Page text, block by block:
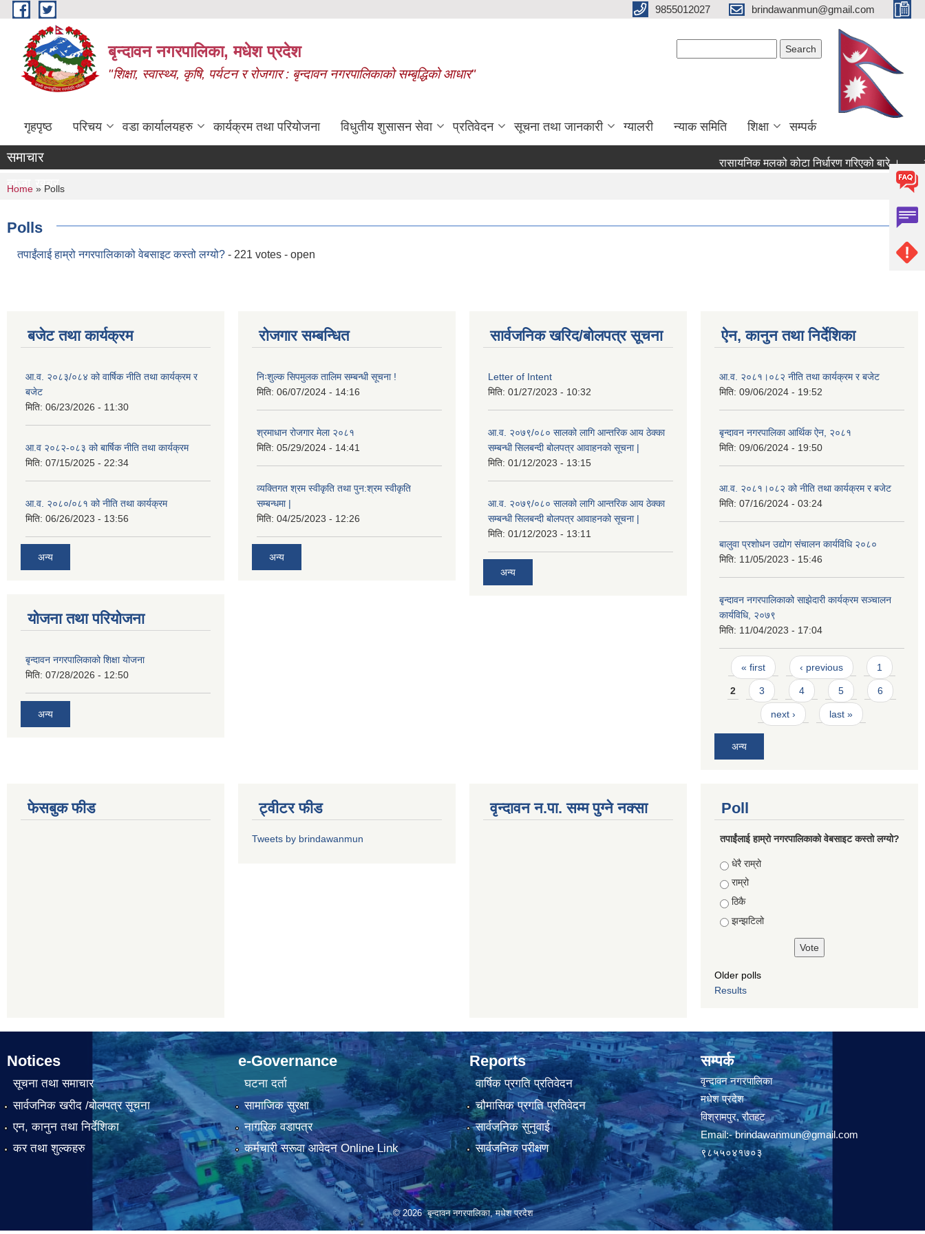
Skip to main content 9855012027 brindawanmun@gmail.com
बृन्दावन नगरपालिका, मधेश प्रदेश
"शिक्षा, स्वास्थ्य, कृषि, पर्यटन र रोजगार : बृन्दावन नगरपालिकाको सम्बृद्धिको आधार"
गृहपृष्ठ परिचय वडा कार्यालयहरु कार्यक्रम तथा परियोजना विधुतीय शुसासन सेवा प्रतिवेदन सूचना तथा जानकारी ग्यालरी न्याक समिति शिक्षा सम्पर्क
समाचार रासायनिक मलको कोटा निर्धारण गरिएको बारे ।
ताजा खबर
You are here
Home » Polls
Polls
तपाईंलाई हाम्रो नगरपालिकाको वेबसाइट कस्तो लग्यो? - 221 votes - open
बजेट तथा कार्यक्रम
आ.व. २०८३/०८४ को वार्षिक नीति तथा कार्यक्रम र
बजेट
मिति: 06/23/2026 - 11:30
आ.व २०८२-०८३ को बार्षिक नीति तथा कार्यक्रम
मिति: 07/15/2025 - 22:34
आ.व. २०८०/०८१ को नीति तथा कार्यक्रम
मिति: 06/26/2023 - 13:56
अन्य
योजना तथा परियोजना
बृन्दावन नगरपालिकाको शिक्षा योजना
मिति: 07/28/2026 - 12:50
अन्य
रोजगार सम्बन्धित
निःशुल्क सिपमुलक तालिम सम्बन्धी सूचना !
मिति: 06/07/2024 - 14:16
श्रमाधान रोजगार मेला २०८१
मिति: 05/29/2024 - 14:41
व्यक्तिगत श्रम स्वीकृति तथा पुन:श्रम स्वीकृति
सम्बन्धमा |
मिति: 04/25/2023 - 12:26
अन्य
सार्वजनिक खरिद/बोलपत्र सूचना
Letter of Intent
मिति: 01/27/2023 - 10:32
आ.व. २०७९/०८० सालको लागि आन्तरिक आय ठेक्का
सम्बन्धी सिलबन्दी बोलपत्र आवाहनको सूचना |
मिति: 01/12/2023 - 13:15
आ.व. २०७९/०८० सालको लागि आन्तरिक आय ठेक्का
सम्बन्धी सिलबन्दी बोलपत्र आवाहनको सूचना |
मिति: 01/12/2023 - 13:11
अन्य
ऐन, कानुन तथा निर्देशिका
आ.व. २०८१।०८२ नीति तथा कार्यक्रम र बजेट
मिति: 09/06/2024 - 19:52
बृन्दावन नगरपालिका आर्थिक ऐन, २०८१
मिति: 09/06/2024 - 19:50
आ.व. २०८१।०८२ को नीति तथा कार्यक्रम र बजेट
मिति: 07/16/2024 - 03:24
बालुवा प्रशोधन उद्योग संचालन कार्यविधि २०८०
मिति: 11/05/2023 - 15:46
बृन्दावन नगरपालिकाको साझेदारी कार्यक्रम सञ्चालन
कार्यविधि, २०७९
मिति: 11/04/2023 - 17:04
Pages
« first ‹ previous 1
2 3 4 5 6
next › last »
अन्य
फेसबुक फीड ट्वीटर फीड
Tweets by brindawanmun
वृन्दावन न.पा. सम्म पुग्ने नक्सा Poll
तपाईंलाई हाम्रो नगरपालिकाको वेबसाइट कस्तो लग्यो?
Choices
धेरै राम्रो
राम्रो
ठिकै
झन्झटिलो
Older polls
Results
Notices
सूचना तथा समाचार
सार्वजनिक खरीद /बोलपत्र सूचना
एन, कानुन तथा निर्देशिका
कर तथा शुल्कहरु
e-Governance
घटना दर्ता
सामाजिक सुरक्षा
नागरिक वडापत्र
कर्मचारी सरूवा आवेदन Online Link
Reports
वार्षिक प्रगति प्रतिवेदन
चौमासिक प्रगति प्रतिवेदन
सार्वजनिक सुनुवाई
सार्वजनिक परीक्षण
सम्पर्क
वृन्दावन नगरपालिका
मधेश प्रदेश
विश्रामपुर, रौतहट
Email:-brindawanmun@gmail.com
९८५५०४१७०३
© 2026 बृन्दावन नगरपालिका, मधेश प्रदेश